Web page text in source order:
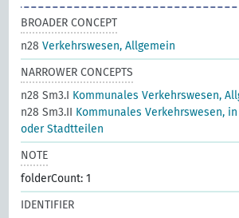
BROADER CONCEPT
n28Verkehrswesen, Allgemein
NARROWER CONCEPTS
n28 Sm3.I Kommunales Verkehrswesen,
n28 Sm3.II Kommunales Verkehrswesen,
oder Stadtteilen
NOTE
folderCount: 1
IDENTIFIER